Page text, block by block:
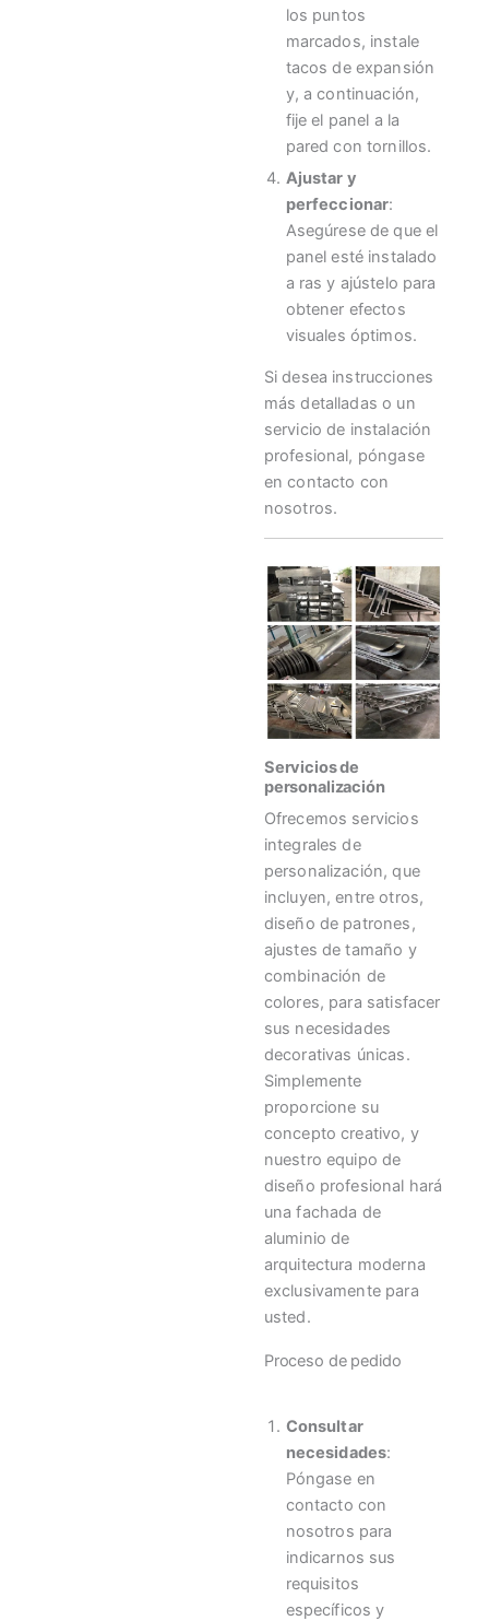
los puntos
marcados, instale
tacos de expansión
y, a continuación,
fije el panel a la
pared con tornillos.
Ajustar y
perfeccionar:
Asegúrese de que el
panel esté instalado
a ras y ajústelo para
obtener efectos
visuales óptimos.
Si desea instrucciones
más detalladas o un
servicio de instalación
profesional, póngase
en contacto con
nosotros.
Servicios de
personalización
Ofrecemos servicios
integrales de
personalización, que
incluyen, entre otros,
diseño de patrones,
ajustes de tamaño y
combinación de
colores, para satisfacer
sus necesidades
decorativas únicas.
Simplemente
proporcione su
concepto creativo, y
nuestro equipo de
diseño profesional hará
una fachada de
aluminio de
arquitectura moderna
exclusivamente para
usted.
Proceso de pedido
Consultar
necesidades:
Póngase en
contacto con
nosotros para
indicarnos sus
requisitos
específicos y